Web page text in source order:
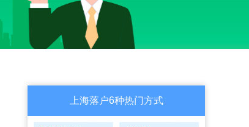
上海落户6种热门方式